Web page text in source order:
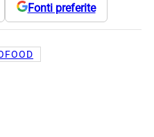
Fonti preferite